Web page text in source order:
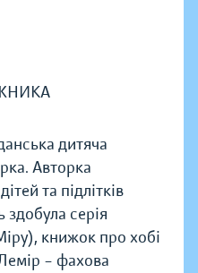
дитяча
Авторка
та підлітків
здобула серія
книжок про хобі
– фахова